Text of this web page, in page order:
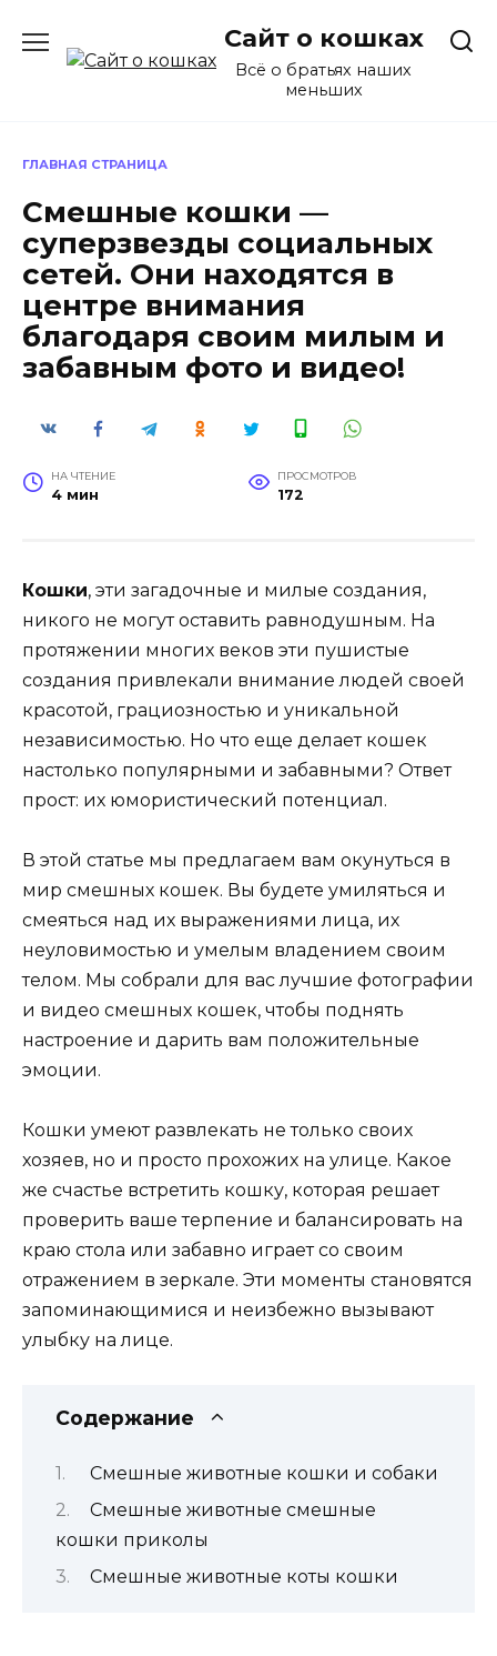
содержанию
Сайт о кошках
Всё о братьях наших
меньших
ГЛАВНАЯ СТРАНИЦА
Смешные кошки —
суперзвезды социальных
сетей. Они находятся в
центре внимания
благодаря своим милым и
забавным фото и видео!
НА ЧТЕНИЕ
4 мин
ПРОСМОТРОВ
172
Кошки, эти загадочные и милые создания,
никого не могут оставить равнодушным. На
протяжении многих веков эти пушистые
создания привлекали внимание людей своей
красотой, грациозностью и уникальной
независимостью. Но что еще делает кошек
настолько популярными и забавными? Ответ
прост: их юмористический потенциал.
В этой статье мы предлагаем вам окунуться в
мир смешных кошек. Вы будете умиляться и
смеяться над их выражениями лица, их
неуловимостью и умелым владением своим
телом. Мы собрали для вас лучшие фотографии
и видео смешных кошек, чтобы поднять
настроение и дарить вам положительные
эмоции.
Кошки умеют развлекать не только своих
хозяев, но и просто прохожих на улице. Какое
же счастье встретить кошку, которая решает
проверить ваше терпение и балансировать на
краю стола или забавно играет со своим
отражением в зеркале. Эти моменты становятся
запоминающимися и неизбежно вызывают
улыбку на лице.
Содержание
Смешные животные кошки и собаки
Смешные животные смешные
кошки приколы
Смешные животные коты кошки